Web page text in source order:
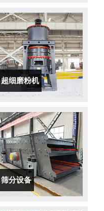
超细磨粉机
筛分设备